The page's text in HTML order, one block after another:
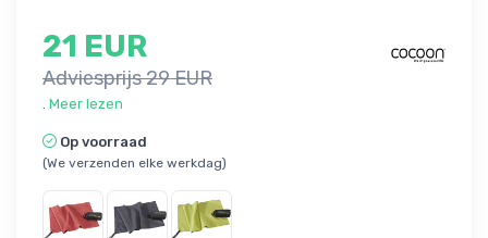
21 EUR
Adviesprijs 29 EUR
Meer lezen
Op voorraad
(We verzenden elke werkdag)